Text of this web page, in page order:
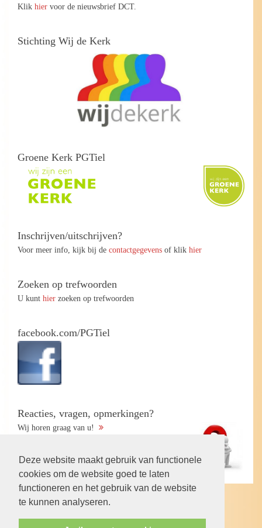
Deze website maakt gebruik van functionele
cookies om de website goed te laten
functioneren en het gebruik van de website
te kunnen analyseren.
Klik hier voor de nieuwsbrief DCT.
Stichting Wij de Kerk
Groene Kerk PGTiel
Inschrijven/uitschrijven?
Voor meer info, kijk bij de contactgegevens of klik hier
Zoeken op trefwoorden
U kunt hier zoeken op trefwoorden
facebook.com/PGTiel
Reacties, vragen, opmerkingen?
Wij horen graag van u!
Volg ons op: